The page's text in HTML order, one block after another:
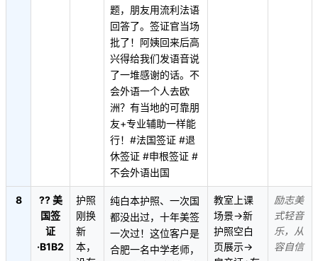
题，朋友用流利法语
回答了。签证官当场
批了！阿姨回来后高
兴得给我们发语音说
了一堆感谢的话。不
会外语一个人去欧
洲？有当地的可靠朋
友+专业辅助一样能
行！#法国签证 #退
休签证 #申根签证 #
不会外语出国
8
?? 美
国签
证
·B1B2
护照
刚换
新
本，
纯白本护照、一次国
都没出过，十年美签
一次过！这位客户是
合肥一名中学老师，
教室上课
场景→新
护照空白
页展示→
励志美
式轻音
乐，从
容自信